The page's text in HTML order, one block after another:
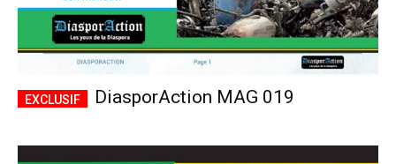
DiasporAction MAG 019